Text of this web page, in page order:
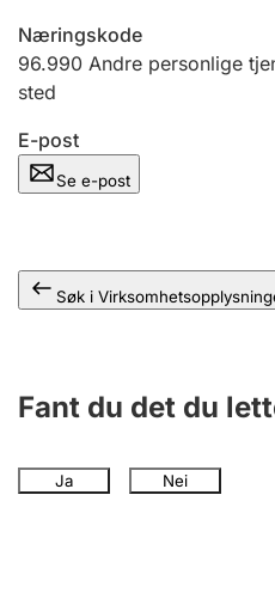
Offentlig sektor
Andre tema
Næringskode
96.990 Andre personlige
sted
E-post
Se e-post
Søk i
Fant du det du
Ja Nei